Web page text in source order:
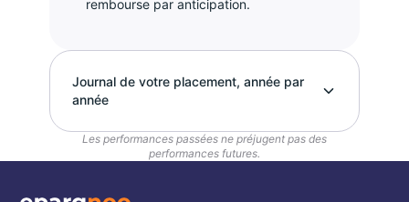
rembourse par anticipation.
Journal de votre placement, année par
année
Les performances passées ne préjugent pas des
performances futures.